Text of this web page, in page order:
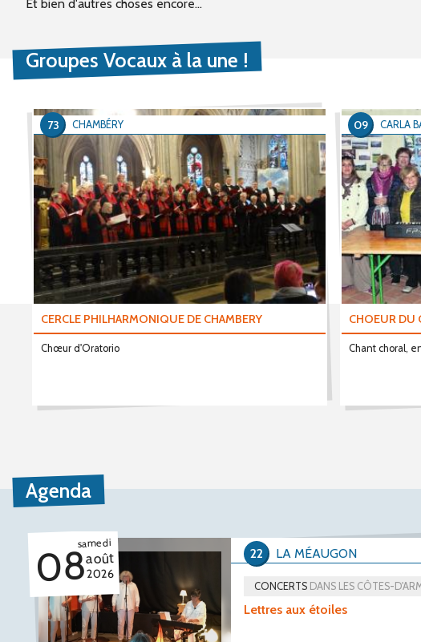
Et bien d'autres choses encore...
Groupes Vocaux à la une !
CERCLE PHILHARMONIQUE DE CHAMBERY
Chœur d'Oratorio
CHAMBÉRY
73
CHOEUR DU
Chant choral,
CARLA
09
Agenda
samedi
08août
2026
Lettres aux étoiles
CONCERTSDANS LES CÔTES-
LA MÉAUGON
22